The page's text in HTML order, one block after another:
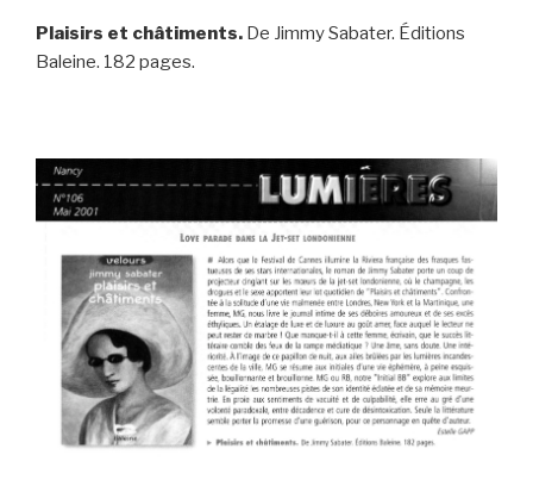
Plaisirs et châtiments. De Jimmy Sabater. Éditions
Baleine. 182 pages.